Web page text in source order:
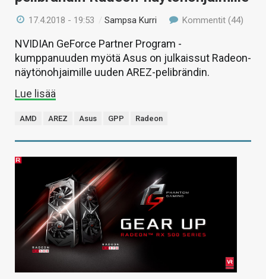
17.4.2018 - 19:53 /Sampsa Kurri Kommentit (44)
NVIDIAn GeForce Partner Program -
kumppanuuden myötä Asus on julkaissut Radeon-
näytönohjaimille uuden AREZ-pelibrändin.
Lue lisää
AMD AREZ Asus GPP Radeon